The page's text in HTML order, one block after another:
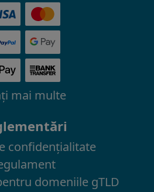
mai multe
confidenţialitate
domeniile gTLD